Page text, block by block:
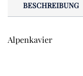
BESCHREIBUNG
Alpenkavier